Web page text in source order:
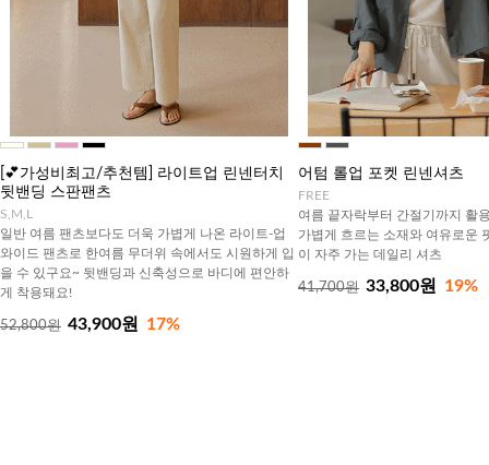
[💕가성비최고/추천템] 라이트업 린넨터치
뒷밴딩 스판팬츠
S,M,L
일반 여름 팬츠보다도 더욱 가볍게 나온 라이트-업
와이드 팬츠로 한여름 무더위 속에서도 시원하게 입
을 수 있구요~ 뒷밴딩과 신축성으로 바디에 편안하
게 착용돼요!
52,800원 43,900원 17%
어텀 롤업 포켓 린넨셔츠
FREE
여름 끝자락부터 간절기까지 활
가볍게 흐르는 소재와 여유로운
이 자주 가는 데일리 셔츠
41,700원 33,800원 19%